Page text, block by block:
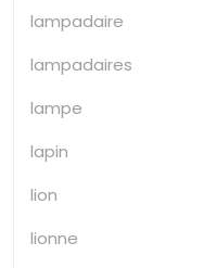
lampadaire
lampadaires
lampe
lapin
lion
lionne